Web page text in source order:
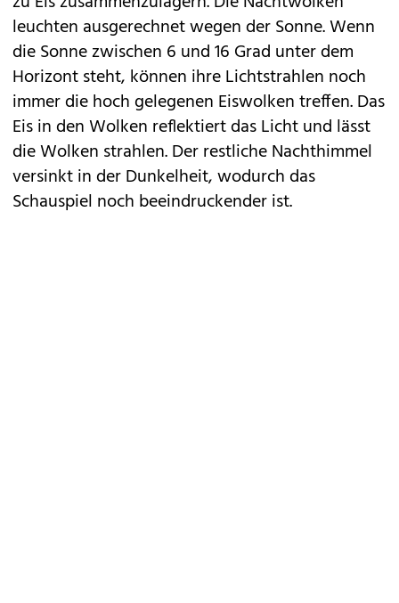
leuchten ausgerechnet wegen der Sonne. Wenn
die Sonne zwischen 6 und 16 Grad unter dem
Horizont steht, können ihre Lichtstrahlen noch
immer die hoch gelegenen Eiswolken treffen. Das
Eis in den Wolken reflektiert das Licht und lässt
die Wolken strahlen. Der restliche Nachthimmel
versinkt in der Dunkelheit, wodurch das
Schauspiel noch beeindruckender ist.